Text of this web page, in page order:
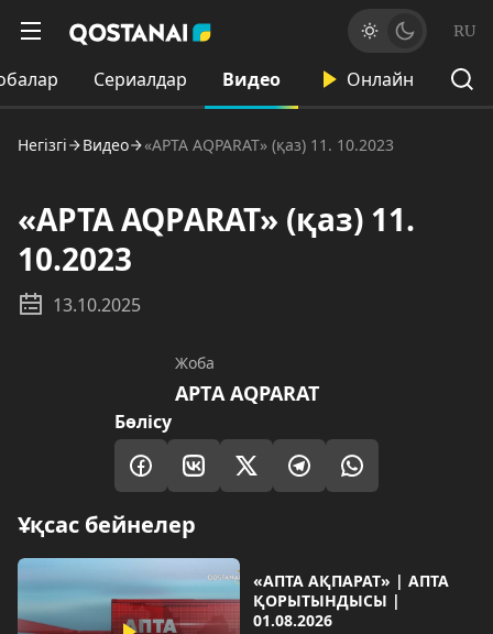
RU
Сериалдар Видео Онлайн
Негізгі Видео «APTA AQPARAT» (қаз) 11. 10.2023
«APTA AQPARAT» (қаз) 11.
10.2023
13.10.2025
Жоба
AРТA AQPARAT
Бөлісу
Ұқсас бейнелер
«АПТА АҚПАРАТ» | АПТА
ҚОРЫТЫНДЫСЫ |
01.08.2026